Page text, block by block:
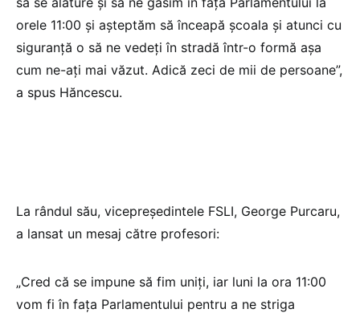
orele 11:00 și așteptăm să înceapă școala și atunci cu
siguranță o să ne vedeți în stradă într-o formă așa
cum ne-ați mai văzut. Adică zeci de mii de persoane”,
a spus Hăncescu.
La rândul său, vicepreședintele FSLI, George Purcaru,
a lansat un mesaj către profesori:
„Cred că se impune să fim uniți, iar luni la ora 11:00
vom fi în fața Parlamentului pentru a ne striga